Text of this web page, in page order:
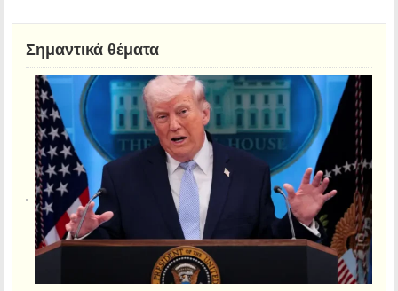
Σημαντικά θέματα